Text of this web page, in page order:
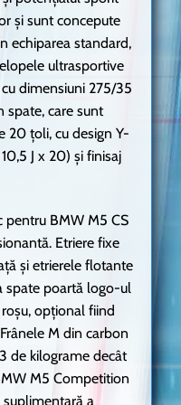
şi sunt concepute
echiparea standard,
ultrasportive
dimensiuni 275/35
spate, care sunt
20 ţoli, cu design Y-
J x 20) şi finisaj
pentru BMW M5 CS
Etriere fixe
şi etrierele flotante
spate poartă logo-ul
opţional fiind
M din carbon
de kilograme decât
M5 Competition
a